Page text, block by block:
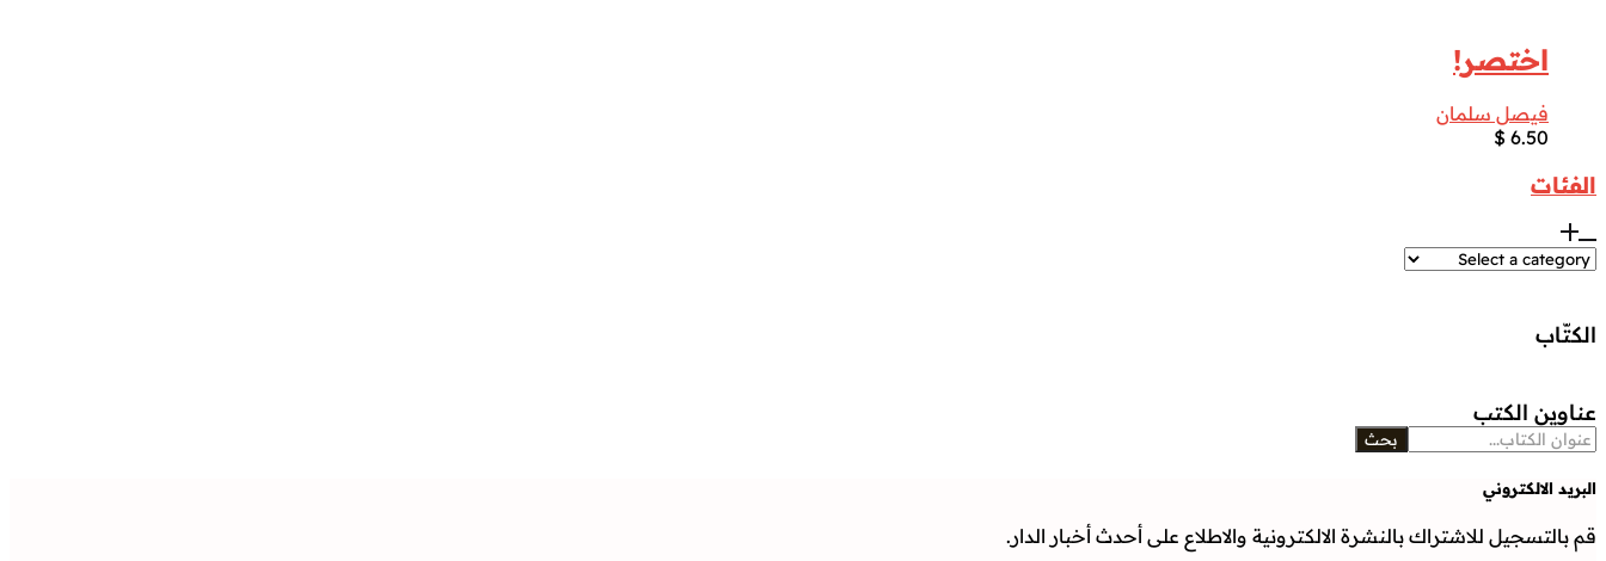
اختصر!
فيصل سلمان
$ 6.50
الفئات
الكتّاب
عناوين الكتب
بحث
البريد الالكتروني
قم بالتسجيل للاشتراك بالنشرة الالكترونية والاطلاع على أحدث أخبار الدار.